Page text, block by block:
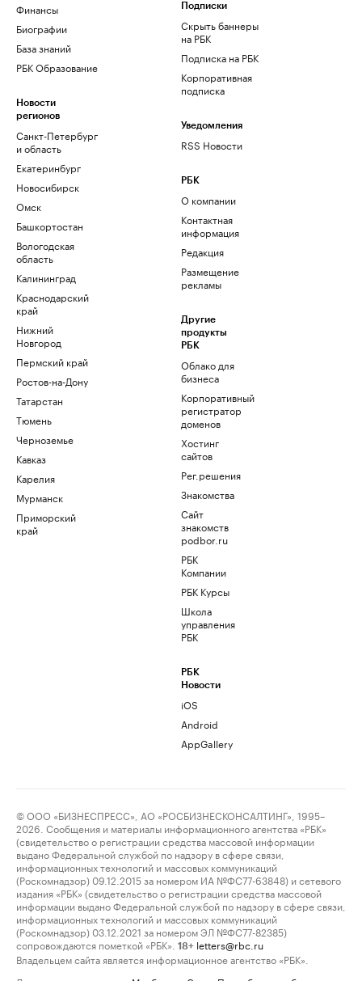
Финансы
Биографии
База знаний
РБК Образование
Новости
регионов
Санкт-Петербург
и область
Екатеринбург
Новосибирск
Омск
Башкортостан
Вологодская
область
Калининград
Краснодарский
край
Нижний
Новгород
Пермский край
Ростов-на-Дону
Татарстан
Тюмень
Черноземье
Кавказ
Карелия
Мурманск
Приморский
край
Подписки
Скрыть баннеры
на РБК
Подписка на РБК
Корпоративная
подписка
Уведомления
RSS Новости
РБК
О компании
Контактная
информация
Редакция
Размещение
рекламы
Другие
продукты
РБК
Облако для
бизнеса
Корпоративный
регистратор
доменов
Хостинг
сайтов
Рег.решения
Знакомства
Сайт
знакомств
podbor.ru
РБК
Компании
РБК Курсы
Школа
управления
РБК
РБК
Новости
iOS
Android
AppGallery
© ООО «БИЗНЕСПРЕСС», АО «РОСБИЗНЕСКОНСАЛТИНГ», 1995–
2026. Сообщения и материалы информационного агентства «РБК»
(свидетельство о регистрации средства массовой информации
выдано Федеральной службой по надзору в сфере связи,
информационных технологий и массовых коммуникаций
(Роскомнадзор) 09.12.2015 за номером ИА №ФС77-63848) и сетевого
издания «РБК» (свидетельство о регистрации средства массовой
информации выдано Федеральной службой по надзору в сфере связи,
информационных технологий и массовых коммуникаций
(Роскомнадзор) 03.12.2021 за номером ЭЛ №ФС77-82385)
сопровождаются пометкой «РБК».
18+ letters@rbc.ru
Владельцем сайта является информационное агентство «РБК».